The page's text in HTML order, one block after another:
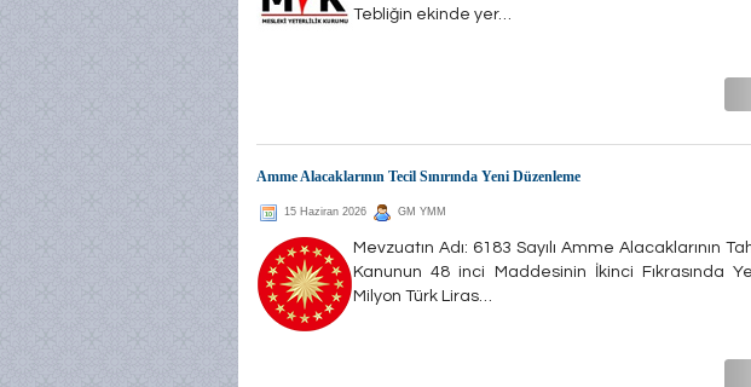
Tebliğin ekinde yer…
Amme Alacaklarının Tecil Sınırında Yeni Düzenleme
15 Haziran 2026 GM YMM
Mevzuatın Adı: 6183 Sayılı Amme Alacaklarının
Kanunun 48 inci Maddesinin İkinci Fıkrasında
Milyon Türk Liras…